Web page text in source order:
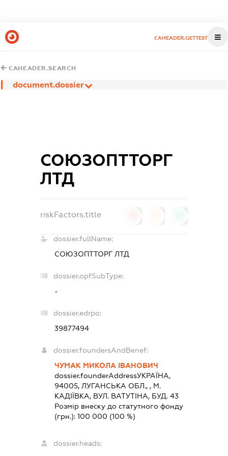
CAHEADER.GETTEST
CAHEADER.SEARCH
document.dossier
СОЮЗОПТТОРГ
ЛТД
riskFactors.title
dossier.fullName:
СОЮЗОПТТОРГ ЛТД
dossier.opfSubType:
-
dossier.edrpo:
39877494
dossier.foundersAndBenef:
ЧУМАК МИКОЛА ІВАНОВИЧ
dossier.founderAddressУКРАЇНА,
94005, ЛУГАНСЬКА ОБЛ., , М.
КАДIЇВКА, ВУЛ. ВАТУТІНА, БУД. 43
Розмір внеску до статутного фонду
(грн.):100 000 (100 %)
dossier.heads: